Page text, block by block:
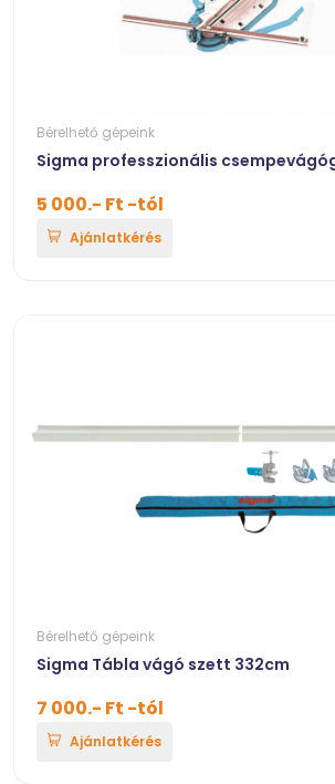
Bérelhető gépeink
Sigma professzionális
5 000.- Ft -tól
Ajánlatkérés
Bérelhető gépeink
Sigma Tábla vágó szett 332cm
7 000.- Ft -tól
Ajánlatkérés